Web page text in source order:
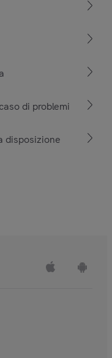
di problemi
disposizione